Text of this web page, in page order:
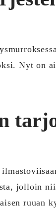
Nyt on
jolloin
ruuan